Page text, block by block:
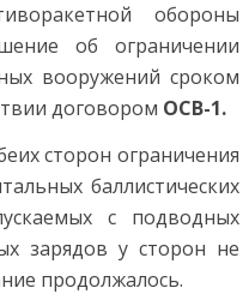
обороны
об ограничении
вооружений сроком
договором ОСВ-1.
сторон ограничения
баллистических
с подводных
зарядов у сторон не
продолжалось.